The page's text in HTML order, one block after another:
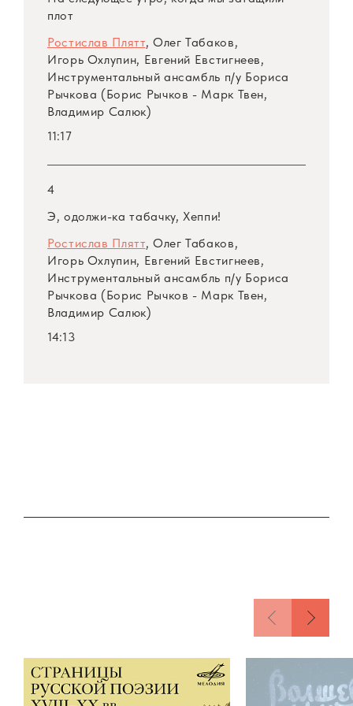
«Приключения Гекльберри Финна»
было уже пятьдесят лет и он прославился не
только в Соединенных Штатах Америки. Его
высокая долговязая фигура, широкое
смуглое лицо с задумчивыми и
насмешливыми глазами, косматые брови и
фотографиях в газетах и журналах.
Правда, его имени не всегда сопутствовали
слова, которые обычно говорят об
известных, маститых писателях. Его ругали и
хвалили — и то, и другое делалось взахлеб,
но читали его с жадностью. На
юмористические «лекции» буквально
А дело было в том, что Марк Твен так и не
который видит в жизни не только смешное,
но порой горюет, отчаивается, протестует.
противны лживые россказни о «добром
боженьке» и послушных мальчиках.
плот
Ростислав Плятт, Олег Табаков,
Игорь Охлупин, Евгений Евстигнеев,
Инструментальный ансамбль п/у Бориса
Рычкова (Борис Рычков - Марк Твен,
Владимир Салюк)
11:17
4
Э, одолжи-ка табачку, Хеппи!
Ростислав Плятт, Олег Табаков,
Игорь Охлупин, Евгений Евстигнеев,
Инструментальный ансамбль п/у Бориса
Рычкова (Борис Рычков - Марк Твен,
Владимир Салюк)
14:13